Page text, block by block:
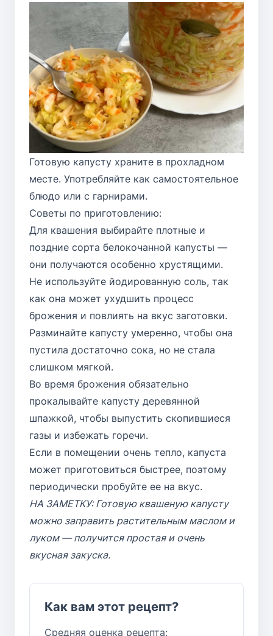
Готовую капусту храните в прохладном
месте. Употребляйте как самостоятельное
блюдо или с гарнирами.
Советы по приготовлению:
Для квашения выбирайте плотные и
поздние сорта белокочанной капусты —
они получаются особенно хрустящими.
Не используйте йодированную соль, так
как она может ухудшить процесс
брожения и повлиять на вкус заготовки.
Разминайте капусту умеренно, чтобы она
пустила достаточно сока, но не стала
слишком мягкой.
Во время брожения обязательно
прокалывайте капусту деревянной
шпажкой, чтобы выпустить скопившиеся
газы и избежать горечи.
Если в помещении очень тепло, капуста
может приготовиться быстрее, поэтому
периодически пробуйте ее на вкус.
НА ЗАМЕТКУ: Готовую квашеную капусту
можно заправить растительным маслом и
луком — получится простая и очень
вкусная закуска.
Как вам этот рецепт?
Средняя оценка рецепта: